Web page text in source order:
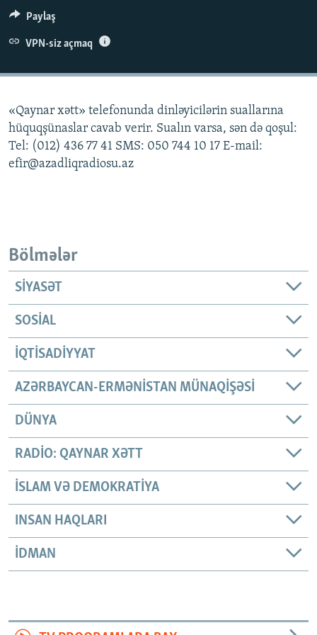
İNFOQRAFIKA
KARIKATURA
AZƏRBAYCAN ƏDƏBIYYATI KITABXANASI
İSLAM VƏ DEMOKRATIYA
MISSIYAMIZ
PEŞƏ ETIKASI VƏ JURNALISTIKA STANDARTLARIMIZ
BIZIMLƏ ƏLAQƏ
XƏBƏR BÜLLETENLƏRIMIZ
BIZI IZLƏ
Paylaş
VPN-siz açmaq
«Qaynar xətt» telefonunda dinləyicilərin suallarına
hüquqşünaslar cavab verir. Sualın varsa, sən də qoşul:
Tel: (012) 436 77 41 SMS: 050 744 10 17 E-mail:
efir@azadliqradiosu.az
Bölmələr
SIYASƏT
SOSIAL
İQTISADIYYAT
AZƏRBAYCAN-ERMƏNISTAN MÜNAQIŞƏSI
DÜNYA
RADIO: QAYNAR XƏTT
İSLAM VƏ DEMOKRATIYA
INSAN HAQLARI
İDMAN